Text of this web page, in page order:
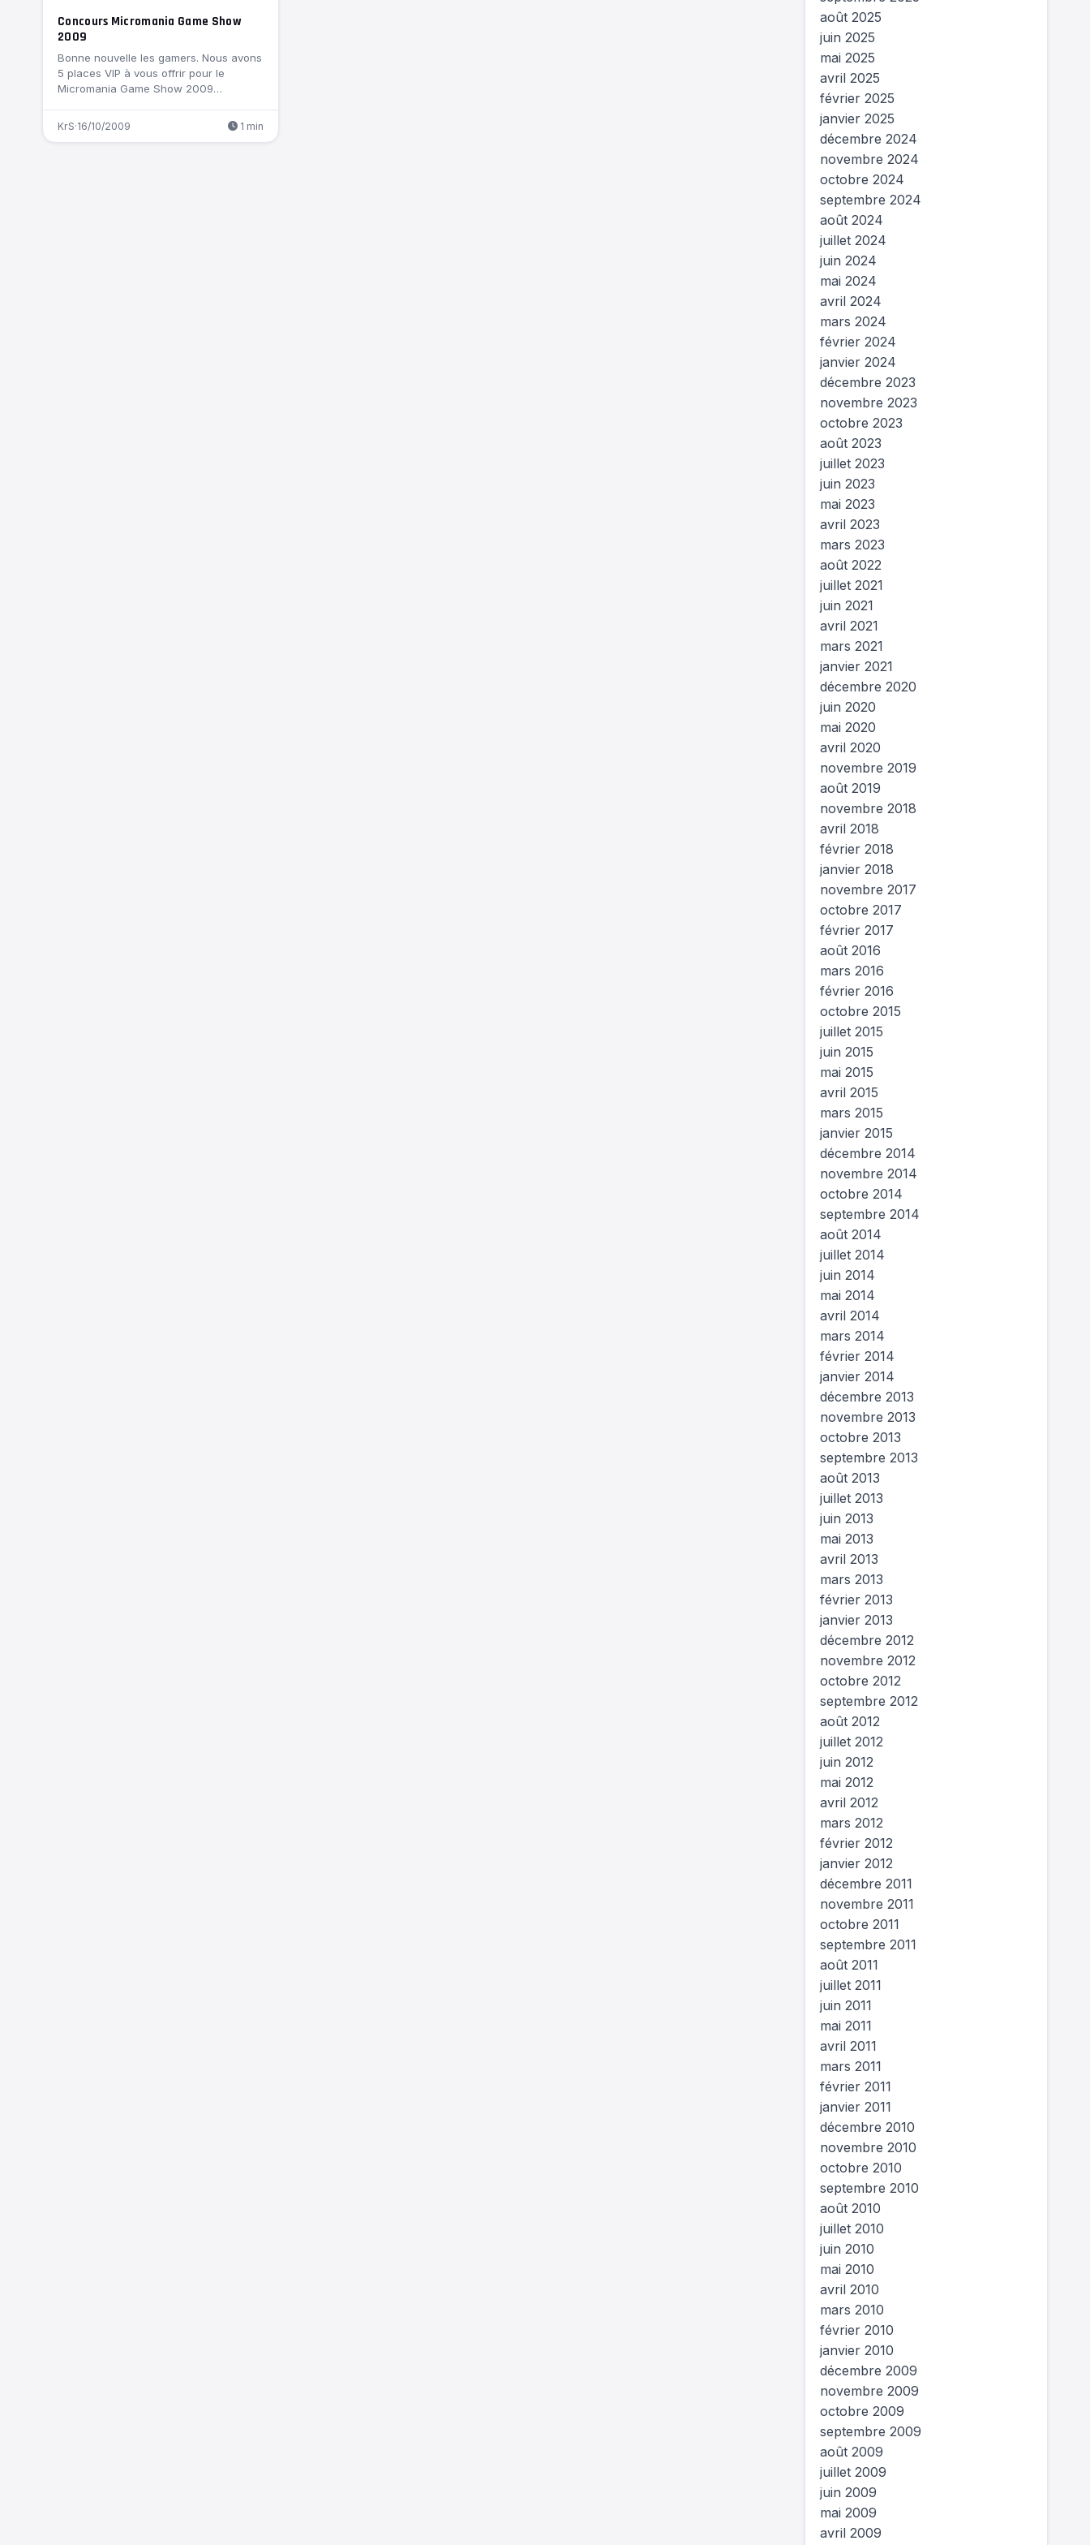
Concours Micromania Game Show
2009
Bonne nouvelle les gamers. Nous avons
5 places VIP à vous offrir pour le
Micromania Game Show 2009…
KrS·16/10/2009 1 min
août 2025
juin 2025
mai 2025
avril 2025
février 2025
janvier 2025
décembre 2024
novembre 2024
octobre 2024
septembre 2024
août 2024
juillet 2024
juin 2024
mai 2024
avril 2024
mars 2024
février 2024
janvier 2024
décembre 2023
novembre 2023
octobre 2023
août 2023
juillet 2023
juin 2023
mai 2023
avril 2023
mars 2023
août 2022
juillet 2021
juin 2021
avril 2021
mars 2021
janvier 2021
décembre 2020
juin 2020
mai 2020
avril 2020
novembre 2019
août 2019
novembre 2018
avril 2018
février 2018
janvier 2018
novembre 2017
octobre 2017
février 2017
août 2016
mars 2016
février 2016
octobre 2015
juillet 2015
juin 2015
mai 2015
avril 2015
mars 2015
janvier 2015
décembre 2014
novembre 2014
octobre 2014
septembre 2014
août 2014
juillet 2014
juin 2014
mai 2014
avril 2014
mars 2014
février 2014
janvier 2014
décembre 2013
novembre 2013
octobre 2013
septembre 2013
août 2013
juillet 2013
juin 2013
mai 2013
avril 2013
mars 2013
février 2013
janvier 2013
décembre 2012
novembre 2012
octobre 2012
septembre 2012
août 2012
juillet 2012
juin 2012
mai 2012
avril 2012
mars 2012
février 2012
janvier 2012
décembre 2011
novembre 2011
octobre 2011
septembre 2011
août 2011
juillet 2011
juin 2011
mai 2011
avril 2011
mars 2011
février 2011
janvier 2011
décembre 2010
novembre 2010
octobre 2010
septembre 2010
août 2010
juillet 2010
juin 2010
mai 2010
avril 2010
mars 2010
février 2010
janvier 2010
décembre 2009
novembre 2009
octobre 2009
septembre 2009
août 2009
juillet 2009
juin 2009
mai 2009
avril 2009